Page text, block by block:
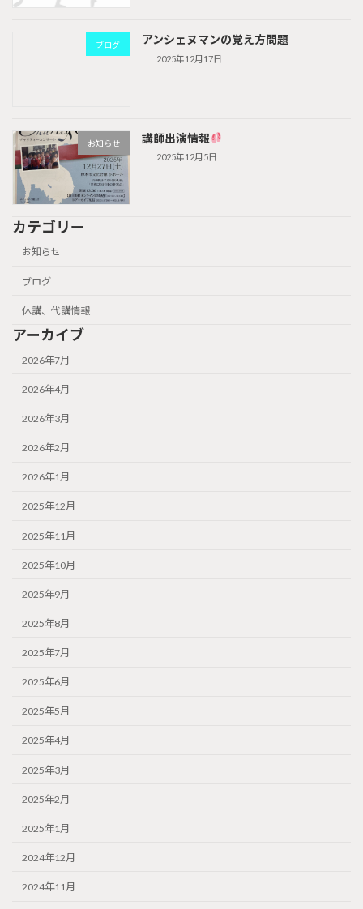
ブログ アンシェヌマンの覚え方問題
2025年12月17日
お知らせ 講師出演情報
2025年12月5日
カテゴリー
お知らせ
ブログ
休講、代講情報
アーカイブ
2026年7月
2026年4月
2026年3月
2026年2月
2026年1月
2025年12月
2025年11月
2025年10月
2025年9月
2025年8月
2025年7月
2025年6月
2025年5月
2025年4月
2025年3月
2025年2月
2025年1月
2024年12月
2024年11月